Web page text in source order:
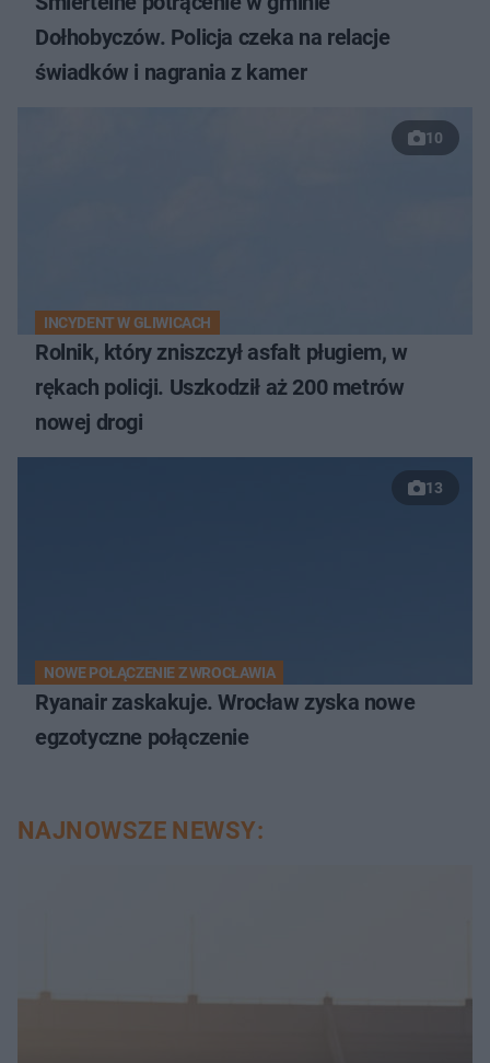
Dołhobyczów. Policja czeka na relacje
świadków i nagrania z kamer
10
INCYDENT W GLIWICACH
Rolnik, który zniszczył asfalt pługiem, w
rękach policji. Uszkodził aż 200 metrów
nowej drogi
13
NOWE POŁĄCZENIE Z WROCŁAWIA
Ryanair zaskakuje. Wrocław zyska nowe
egzotyczne połączenie
NAJNOWSZE NEWSY: